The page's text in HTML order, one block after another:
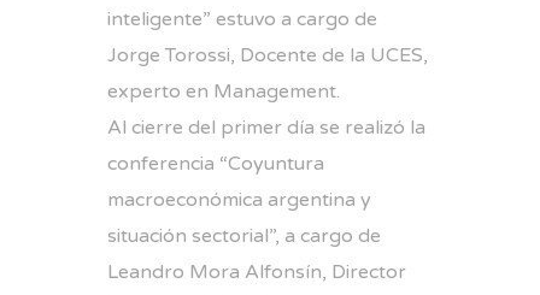
inteligente” estuvo a cargo de
Jorge Torossi, Docente de la UCES,
experto en Management.
Al cierre del primer día se realizó la
conferencia “Coyuntura
macroeconómica argentina y
situación sectorial”, a cargo de
Leandro Mora Alfonsín, Director